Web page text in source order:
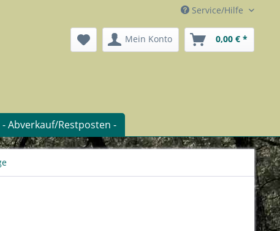
Service/Hilfe
Mein Konto 0,00 € *
- Abverkauf/Restposten -